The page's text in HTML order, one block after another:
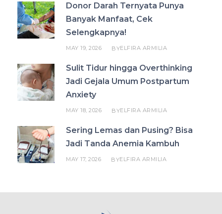
Donor Darah Ternyata Punya
Banyak Manfaat, Cek
Selengkapnya!
MAY 19, 2026 BYELFIRA ARMILIA
Sulit Tidur hingga Overthinking
Jadi Gejala Umum Postpartum
Anxiety
MAY 18, 2026 BYELFIRA ARMILIA
Sering Lemas dan Pusing? Bisa
Jadi Tanda Anemia Kambuh
MAY 17, 2026 BYELFIRA ARMILIA